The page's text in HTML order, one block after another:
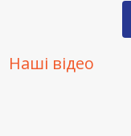
Наші відео